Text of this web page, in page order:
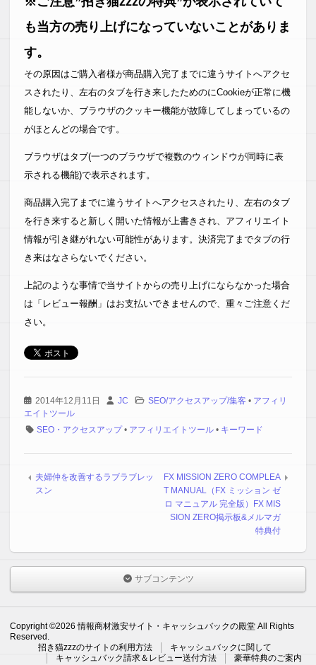
キーワード選定に膨大な時間を費やしていたので、
キーワードスカウターSで効率化ができそうです。
更なるアクセスアップを図りたいです。
【N.Y 様】
間違いなくアフィリエイト活動の
時間短縮になると感じました。
これまでは時間をかけ
キーワードを選定していましたが、
ツールを使えばあっという間です。
【I.D 様】
ノートPCでも使いたかったので
2回目の購入です。
記事のタイトルを修正しただけで
ＰＶがものすごく増えました。
今後も大切に使わせていただきます。
【T.M 様】
キーワード検索を打ち込むと
少し待てばでてくるので大変ありがたいです。
こんなに簡単だとは思わなかったです。
【I.D 様】
ブログ記事を書くときに
いつもキーワードに悩んでいました。
そこで今回キーワードスカウターＳを購入しました。
次々に関連ワードができきます。
自分では思いもよらなかったキーワードも
たくさんありスゴイの一言です。
も当方の売り上げになっていないことがありま
す。
その原因はご購入者様が商品購入完了までに違うサイトへアクセ
スされたり、左右のタブを行き来したためのにCookieが正常に機
能しないか、ブラウザのクッキー機能が故障してしまっているの
がほとんどの場合です。
ブラウザはタブ(一つのブラウザで複数のウィンドウが同時に表
示される機能)で表示されます。
商品購入完了までに違うサイトへアクセスされたり、左右のタブ
を行き来すると新しく開いた情報が上書きされ、アフィリエイト
情報が引き継がれない可能性があります。決済完了までタブの行
き来はなさらないでください。
上記のような事情で当サイトからの売り上げにならなかった場合
は「レビュー報酬」はお支払いできませんので、重々ご注意くだ
さい。
2014年12月11日 JC SEO/アクセスアップ/集客 • アフィリ
エイトツール
SEO・アクセスアップ• アフィリエイトツール • キーワード
夫婦仲を改善するラブラブレッ
スン
FX MISSION ZERO COMPLEA
T MANUAL（FX ミッション ゼ
ロ マニュアル 完全版）FX MIS
SION ZERO掲示板&メルマガ
特典付
サブコンテンツ
Copyright ©2026 情報商材激安サイト・キャッシュバックの殿堂 All Rights
Reserved.
招き猫zzzのサイトの利用方法
キャッシュバックに関して
キャッシュバック請求＆レビュー送付方法
豪華特典のご案内